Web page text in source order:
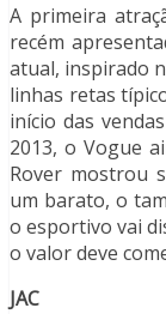
A primeira
recém
atual, inspirado
linhas retas
início das
2013, o Vogue
Rover mostrou
um barato, o
o esportivo vai
o valor deve
JAC